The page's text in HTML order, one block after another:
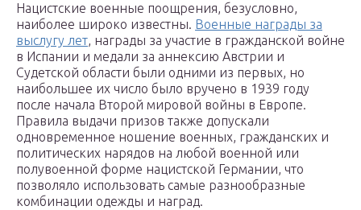
Нацистские военные поощрения, безусловно,
наиболее широко известны. Военные награды за
выслугу лет, награды за участие в гражданской войне
в Испании и медали за аннексию Австрии и
Судетской области были одними из первых, но
наибольшее их число было вручено в 1939 году
после начала Второй мировой войны в Европе.
Правила выдачи призов также допускали
одновременное ношение военных, гражданских и
политических нарядов на любой военной или
полувоенной форме нацистской Германии, что
позволяло использовать самые разнообразные
комбинации одежды и наград.